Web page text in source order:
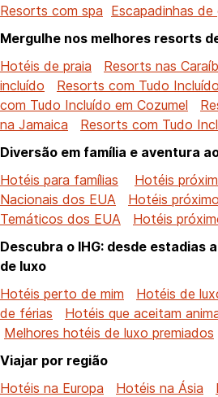
Resorts com spa Escapadinhas de
Mergulhe nos melhores resorts
Hotéis de praia
Resorts nas
incluído
Resorts com Tudo
com Tudo Incluído em Cozumel
na Jamaica
Resorts com Tudo
Diversão em família e aventura
Hotéis para famílias
Hotéis
Nacionais dos EUA
Hotéis
Temáticos dos EUA
Hotéis
Descubra o IHG: desde estadias
de luxo
Hotéis perto de mim
Hotéis de
de férias
Hotéis que aceitam
Melhores hotéis de luxo premiados
Viajar por região
Hotéis na Europa
Hotéis na Ásia